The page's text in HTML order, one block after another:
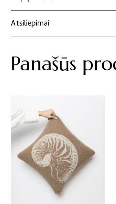
Atsiliepimai
Panašūs